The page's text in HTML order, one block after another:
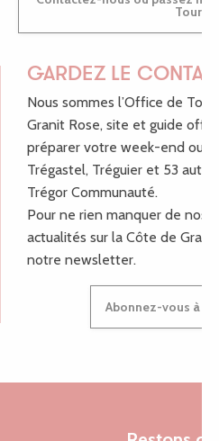
GARDEZ LE
Nous sommes l’Office de
Granit Rose, site et guide
préparer votre week-end ou
Trégastel, Tréguier et 53
Trégor Communauté.
Pour ne rien manquer de nos
actualités sur la Côte de Granit
notre newsletter.
Abonnez-vous à